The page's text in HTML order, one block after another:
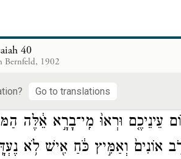
40
Bernfeld, 1902
Go to translations
וְאֶשְׁוֶ֑ה יֹאמַ֖ר קָדֽוֹשׁ׃
ich ihm ähnlich wäre? spricht
עֵינֵיכֶ֤ם וּרְאוּ֙ מִֽי־בָרָ֣א
אוֹנִים֙ וְאַמִּ֣יץ כֹּ֔חַ אִ֖ישׁ לֹ֥א